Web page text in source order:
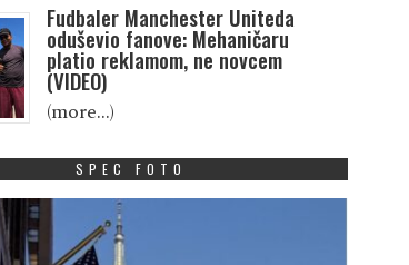
Fudbaler Manchester Uniteda
oduševio fanove: Mehaničaru
platio reklamom, ne novcem
(VIDEO)
(more…)
SPEC FOTO